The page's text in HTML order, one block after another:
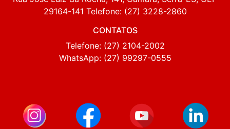
29164-141 Telefone: (27) 3228-2860
CONTATOS
Telefone: (27) 2104-2002
WhatsApp: (27) 99297-0555